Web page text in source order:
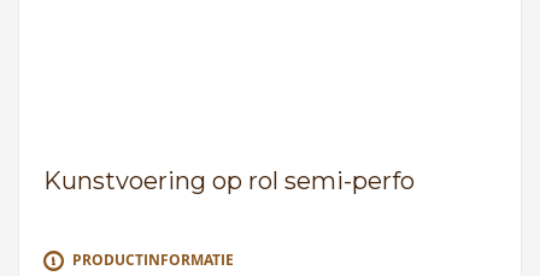
Kunstvoering op rol semi-perfo
PRODUCTINFORMATIE